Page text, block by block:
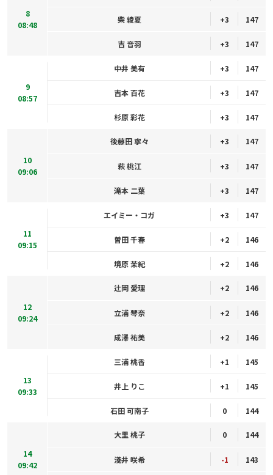
8
08:48
柴 綾夏 +3 147
吉 音羽 +3 147
9
08:57
中井 美有 +3 147
吉本 百花 +3 147
杉原 彩花 +3 147
10
09:06
後藤田 寧々 +3 147
萩 桃江 +3 147
滝本 二葉 +3 147
11
09:15
エイミー・コガ +3 147
曽田 千春 +2 146
境原 茉紀 +2 146
12
09:24
辻岡 愛理 +2 146
立浦 琴奈 +2 146
成澤 祐美 +2 146
13
09:33
三浦 桃香 +1 145
井上 りこ +1 145
石田 可南子 0 144
14
09:42
大里 桃子 0 144
淺井 咲希 -1 143